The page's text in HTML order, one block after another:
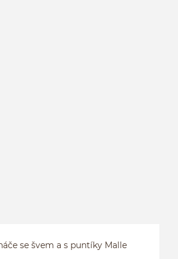
se švem a s puntíky Malle